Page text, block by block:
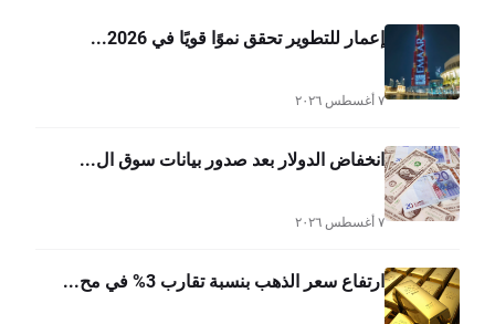
إعمار للتطوير تحقق نموًا قويًا في 2026...
٧ أغسطس ٢٠٢٦
انخفاض الدولار بعد صدور بيانات سوق ال...
٧ أغسطس ٢٠٢٦
ارتفاع سعر الذهب بنسبة تقارب 3% في مح...